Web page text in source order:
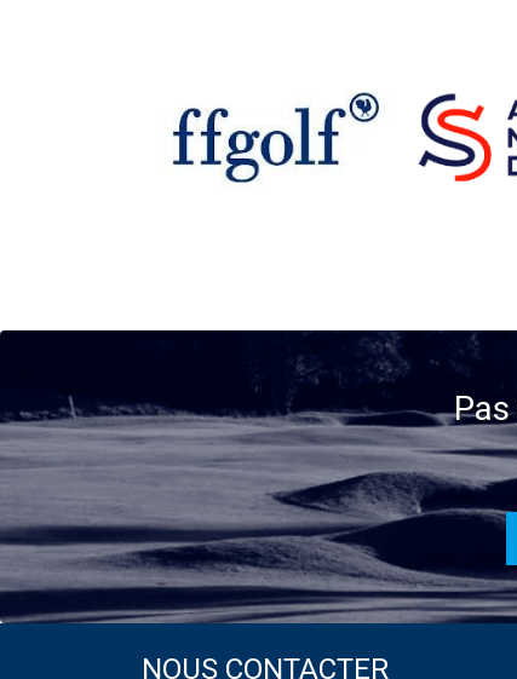
NOUS CONTACTER